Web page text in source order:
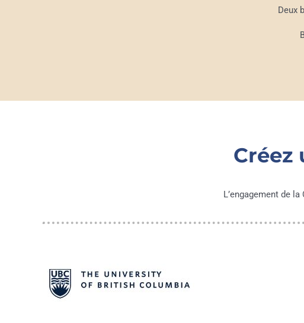
Deux
Créez
L’engagement de